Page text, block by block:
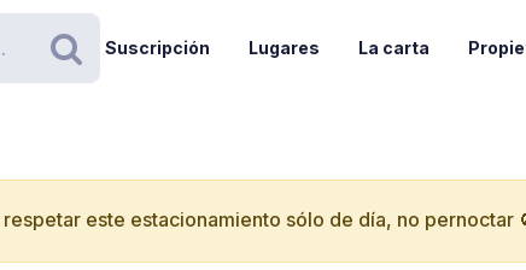
Buscar
Suscripción Lugares La carta
este estacionamiento sólo de día, no pernoctar